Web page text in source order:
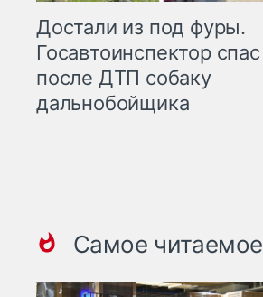
Достали из под фуры.
Госавтоинспектор спас
после ДТП собаку
дальнобойщика
Самое читаемое